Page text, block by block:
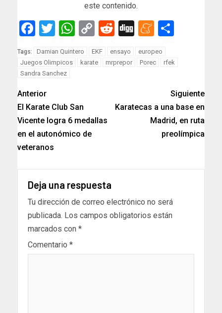
este contenido.
Facebook
Twitter
WhatsApp
Copy
Link
Reddit
Digg
Tags: Damian Quintero EKF ensayo
europeo
Juegos Olimpicos
karate mrprepor Porec
rfek
Sandra Sanchez
Anterior
El Karate Club San
Vicente logra 6 medallas
en el autonómico de
veteranos
Siguiente
Karatecas a una base en
Madrid, en ruta
preolímpica
Deja una respuesta
Tu dirección de correo electrónico no será
publicada. Los campos obligatorios están
marcados con *
Comentario *